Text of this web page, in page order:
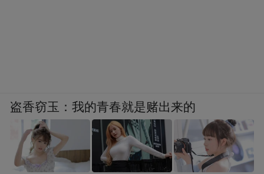
盗香窃玉：我的青春就是赌出来的